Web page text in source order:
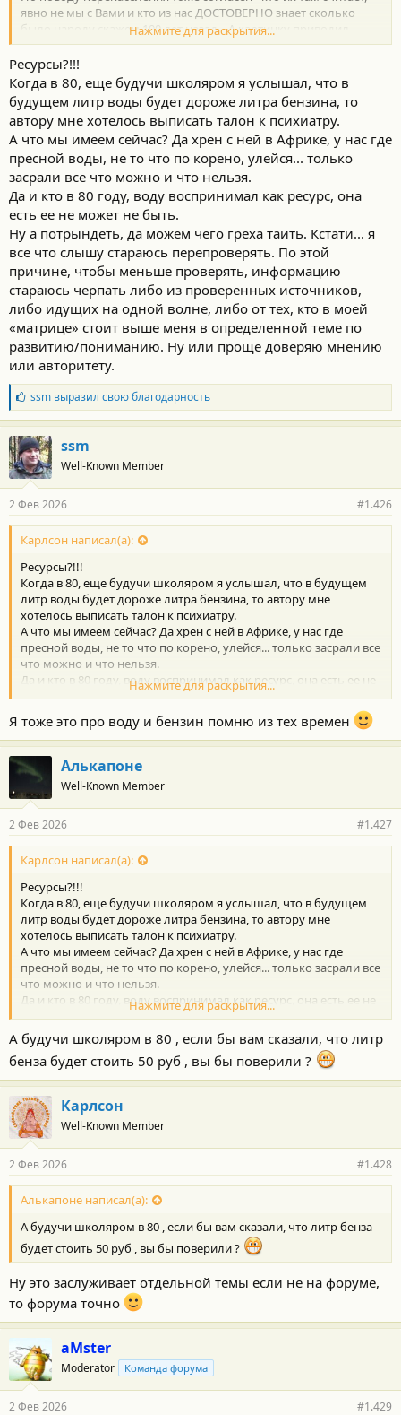
явно не мы с Вами и кто из нас ДОСТОВЕРНО знает сколько
было народу скажем 100 лет назад... А картинку приводил
исключительно в процессе беседы и фразы Юрия про25
лярдов припеваючи.
Ключевым являлось именноприпеваючи,вот при
соблюдении этого условия через какое время мы бы
вернулись (ввиду бесспорного роста населения) к борьбе за
ресурсы, по простому - выживание?!
Нажмите для раскрытия...
Ресурсы?!!!
Когда в 80, еще будучи школяром я услышал, что в
будущем литр воды будет дороже литра бензина, то
автору мне хотелось выписать талон к психиатру.
А что мы имеем сейчас? Да хрен с ней в Африке, у нас где
пресной воды, не то что по корено, улейся... только
засрали все что можно и что нельзя.
Да и кто в 80 году, воду воспринимал как ресурс, она
есть ее не может не быть.
Ну а потрындеть, да можем чего греха таить. Кстати... я
все что слышу стараюсь перепроверять. По этой
причине, чтобы меньше проверять, информацию
стараюсь черпать либо из проверенных источников,
либо идущих на одной волне, либо от тех, кто в моей
«матрице» стоит выше меня в определенной теме по
развитию/пониманию. Ну или проще доверяю мнению
или авторитету.
Б
л
а
г
о
д
а
н
о
с
и
:
ssmвыразил свою благодарность
ssm
Well-Known Member
2 Фев 2026 #1.426
Карлсон написал(а):
Ресурсы?!!!
Когда в 80, еще будучи школяром я услышал, что в будущем
литр воды будет дороже литра бензина, то автору мне
хотелось выписать талон к психиатру.
А что мы имеем сейчас? Да хрен с ней в Африке, у нас где
пресной воды, не то что по корено, улейся... только засрали все
что можно и что нельзя.
Да и кто в 80 году, воду воспринимал как ресурс, она есть ее не
может не быть.
Ну а потрындеть, да можем чего греха таить. Кстати... я все что
слышу стараюсь перепроверять. По этой причине, чтобы
меньше проверять, информацию стараюсь черпать либо из
проверенных источников, либо идущих на одной волне, либо
от тех, кто в моей «матрице» стоит выше меня в определенной
теме по развитию/пониманию. Ну или проще доверяю мнению
или авторитету.
Нажмите для раскрытия...
Я тоже это про воду и бензин помню из тех времен
Алькапоне
Well-Known Member
2 Фев 2026 #1.427
Карлсон написал(а):
Ресурсы?!!!
Когда в 80, еще будучи школяром я услышал, что в будущем
литр воды будет дороже литра бензина, то автору мне
хотелось выписать талон к психиатру.
А что мы имеем сейчас? Да хрен с ней в Африке, у нас где
пресной воды, не то что по корено, улейся... только засрали все
что можно и что нельзя.
Да и кто в 80 году, воду воспринимал как ресурс, она есть ее не
может не быть.
Ну а потрындеть, да можем чего греха таить. Кстати... я все что
слышу стараюсь перепроверять. По этой причине, чтобы
меньше проверять, информацию стараюсь черпать либо из
проверенных источников, либо идущих на одной волне, либо
от тех, кто в моей «матрице» стоит выше меня в определенной
теме по развитию/пониманию. Ну или проще доверяю мнению
или авторитету.
Нажмите для раскрытия...
А будучи школяром в 80 , если бы вам сказали, что литр
бенза будет стоить 50 руб , вы бы поверили ?
Карлсон
Well-Known Member
2 Фев 2026 #1.428
Алькапоне написал(а):
А будучи школяром в 80 , если бы вам сказали, что литр бенза
будет стоить 50 руб , вы бы поверили ?
Ну это заслуживает отдельной темы если не на форуме,
то форума точно
aMster
Moderator Команда форума
2 Фев 2026 #1.429